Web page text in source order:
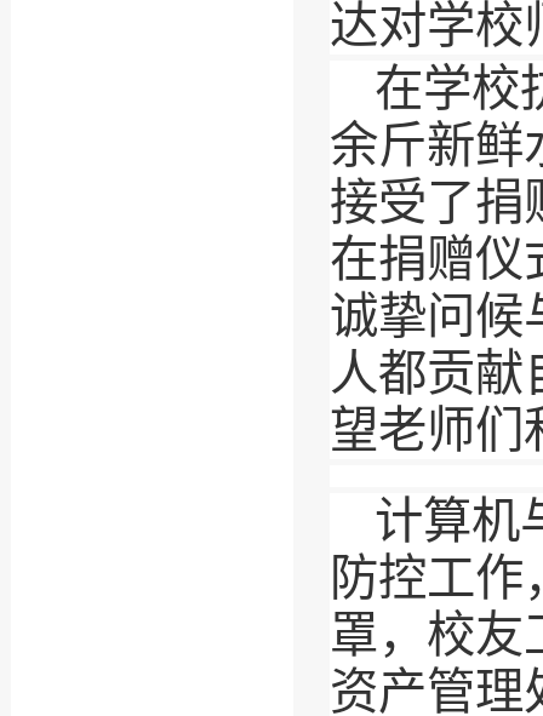
达对学校
在学校
余斤新鲜
接受了捐
在捐赠仪
诚挚问候
人都贡献
望老师们
计算机
防控工
罩，校友
资产管理